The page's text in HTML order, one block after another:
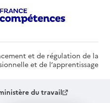
et de régulation de la
et de l’apprentissage
du travail